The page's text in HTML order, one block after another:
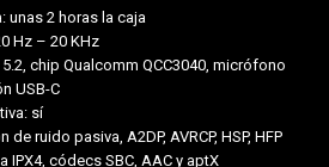
unas 2 horas la caja
Hz – 20 KHz
chip Qualcomm QCC3040, micrófono
USB-C
sí
de ruido pasiva, A2DP, AVRCP, HSP, HFP
IPX4, códecs SBC, AAC y aptX